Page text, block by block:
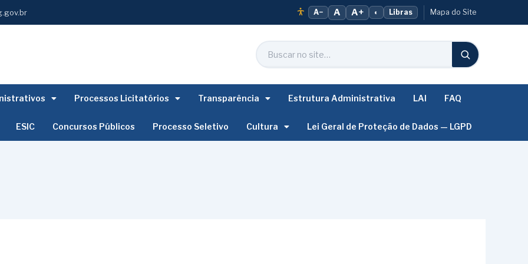
A− A A+ ◐ Libras Mapa do Site
Processos Licitatórios Transparência Estrutura Administrativa LAI FAQ
ESIC Concursos Públicos Processo Seletivo Cultura Lei Geral de Proteção de Dados — LGPD